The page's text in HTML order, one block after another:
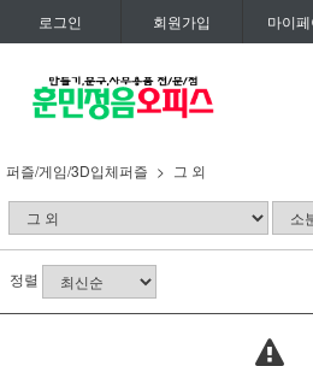
로그인 회원가입 마이
퍼즐/게임/3D입체퍼즐 그 외
정렬